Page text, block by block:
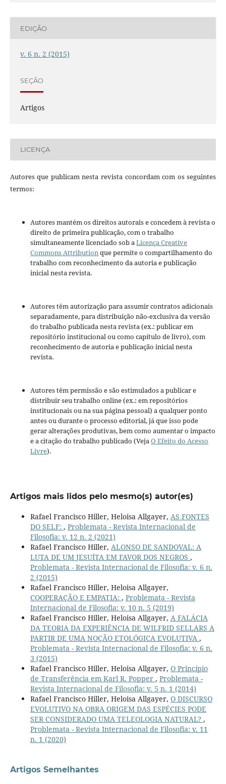
EDIÇÃO
v. 6 n. 2 (2015)
SEÇÃO
Artigos
LICENÇA
Autores que publicam nesta revista concordam com os seguintes
termos:
Autores mantém os direitos autorais e concedem à revista o
direito de primeira publicação, com o trabalho
simultaneamente licenciado sob a Licença Creative
Commons Attribution que permite o compartilhamento do
trabalho com reconhecimento da autoria e publicação
inicial nesta revista.
Autores têm autorização para assumir contratos adicionais
separadamente, para distribuição não-exclusiva da versão
do trabalho publicada nesta revista (ex.: publicar em
repositório institucional ou como capítulo de livro), com
reconhecimento de autoria e publicação inicial nesta
revista.
Autores têm permissão e são estimulados a publicar e
distribuir seu trabalho online (ex.: em repositórios
institucionais ou na sua página pessoal) a qualquer ponto
antes ou durante o processo editorial, já que isso pode
gerar alterações produtivas, bem como aumentar o impacto
e a citação do trabalho publicado (Veja O Efeito do Acesso
Livre).
Artigos mais lidos pelo mesmo(s) autor(es)
Rafael Francisco Hiller, Heloisa Allgayer, AS FONTES
DO SELF: , Problemata - Revista Internacional de
Filosofia: v. 12 n. 2 (2021)
Rafael Francisco Hiller, ALONSO DE SANDOVAL: A
LUTA DE UM JESUÍTA EM FAVOR DOS NEGROS ,
Problemata - Revista Internacional de Filosofia: v. 6 n.
2 (2015)
Rafael Francisco Hiller, Heloisa Allgayer,
COOPERAÇÃO E EMPATIA: , Problemata - Revista
Internacional de Filosofia: v. 10 n. 5 (2019)
Rafael Francisco Hiller, Heloisa Allgayer, A FALÁCIA
DA TEORIA DA EXPERIÊNCIA DE WILFRID SELLARS A
PARTIR DE UMA NOÇÃO ETOLÓGICA EVOLUTIVA ,
Problemata - Revista Internacional de Filosofia: v. 6 n.
3 (2015)
Rafael Francisco Hiller, Heloisa Allgayer, O Princípio
de Transferência em Karl R. Popper , Problemata -
Revista Internacional de Filosofia: v. 5 n. 1 (2014)
Rafael Francisco Hiller, Heloisa Allgayer, O DISCURSO
EVOLUTIVO NA OBRA ORIGEM DAS ESPÉCIES PODE
SER CONSIDERADO UMA TELEOLOGIA NATURAL? ,
Problemata - Revista Internacional de Filosofia: v. 11
n. 1 (2020)
Artigos Semelhantes